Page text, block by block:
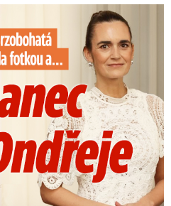
fotkou: Rýpanec od Ondřeje